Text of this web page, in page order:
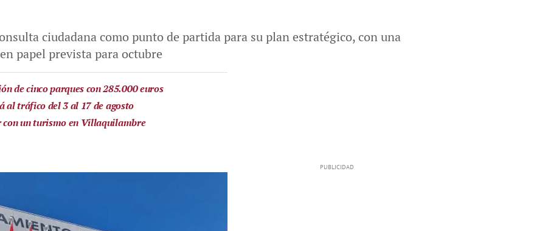
ciudadana como punto de partida para su plan estratégico, con una
papel prevista para octubre
de cinco parques con 285.000 euros
al tráfico del 3 al 17 de agosto
un turismo en Villaquilambre